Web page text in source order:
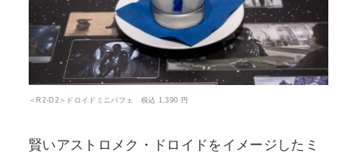
＜R2-D2＞ドロイドミニパフェ 税込 1,390 円
賢いアストロメク・ドロイドをイメージしたミ